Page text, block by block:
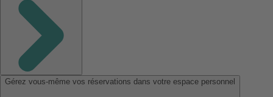
Gérez vous-même vos réservations dans votre espace personnel